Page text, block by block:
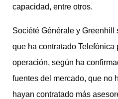
capacidad, entre otros.
Société Générale y Greenhill
que ha contratado Telefónica
operación, según ha
fuentes del mercado, que no
hayan contratado más